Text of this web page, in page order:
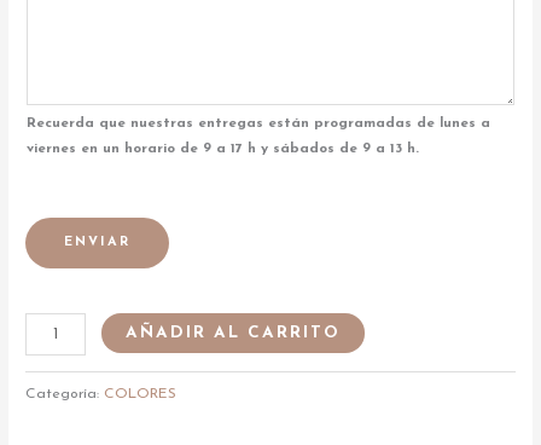
Recuerda que nuestras entregas están programadas de lunes a
viernes en un horario de 9 a 17 h y sábados de 9 a 13 h.
ENVIAR
AÑADIR AL CARRITO
Categoría: COLORES